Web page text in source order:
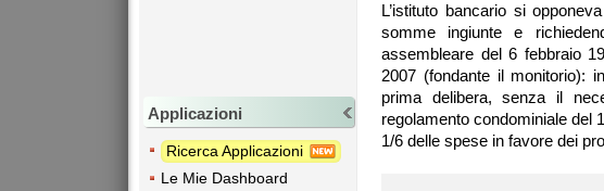
Applicazioni
Ricerca Applicazioni
Le Mie Dashboard
L’istituto bancario si
somme ingiunte e
assembleare del 6 febbraio
2007 (fondante il monitorio):
prima delibera, senza il
regolamento condominiale del
1/6 delle spese in favore dei